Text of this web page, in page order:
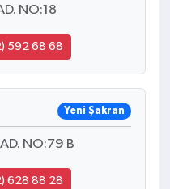
NO:18
592 68 68
Yeni Şakran
NO:79 B
628 88 28